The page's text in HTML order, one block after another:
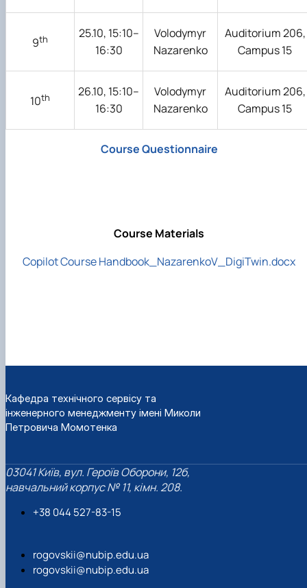
9th
25.10, 15:10–
16:30
Volodymyr
Nazarenko
Auditorium 206,
Campus 15
10th
26.10, 15:10–
16:30
Volodymyr
Nazarenko
Auditorium 206,
Campus 15
Course Questionnaire
Course Materials
Copilot Course Handbook_NazarenkoV_DigiTwin.docx
Кафедра технічного сервісу та
інженерного менеджменту імені Миколи
Петровича Момотенка
03041 Київ, вул. Героїв Оборони, 12б,
навчальний корпус № 11, кімн. 208.
+38 044 527-83-15
rogovskii@nubip.edu.ua
rogovskii@nubip.edu.ua